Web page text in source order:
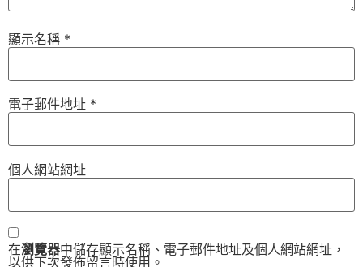
顯示名稱 *
電子郵件地址 *
個人網站網址
在瀏覽器中儲存顯示名稱、電子郵件地址及個人網站網址，
以供下次發佈留言時使用。